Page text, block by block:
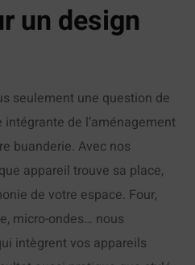
un design
seulement une question de
de l’aménagement
buanderie. Avec nos
appareil trouve sa place,
de votre espace. Four,
micro-ondes… nous
intègrent vos appareils